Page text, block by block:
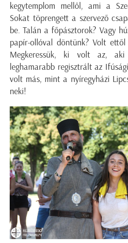
kegytemplom mellől, ami a
Sokat töprengett a szervező
be. Talán a főpásztorok? Vagy
papír-ollóval döntünk? Volt
Megkeressük, ki volt az,
leghamarabb regisztrált az
volt más, mint a nyíregyházi
neki!